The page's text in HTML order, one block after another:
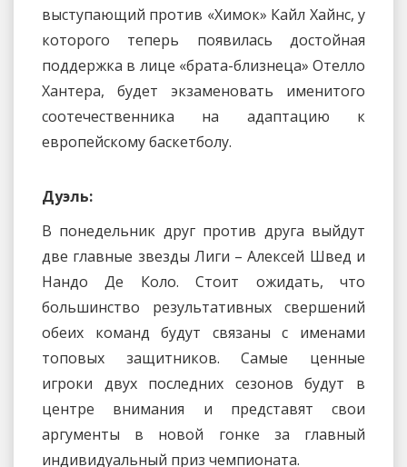
выступающий против «Химок» Кайл Хайнс, у
которого теперь появилась достойная
поддержка в лице «брата-близнеца» Отелло
Хантера, будет экзаменовать именитого
соотечественника на адаптацию к
европейскому баскетболу.
Дуэль:
В понедельник друг против друга выйдут
две главные звезды Лиги – Алексей Швед и
Нандо Де Коло. Стоит ожидать, что
большинство результативных свершений
обеих команд будут связаны с именами
топовых защитников. Самые ценные
игроки двух последних сезонов будут в
центре внимания и представят свои
аргументы в новой гонке за главный
индивидуальный приз чемпионата.